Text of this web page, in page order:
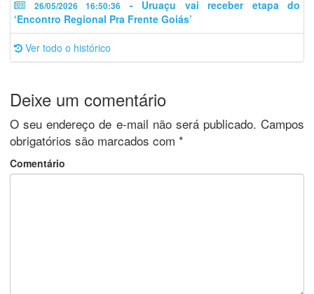
26/05/2026 16:50:36
- Uruaçu vai receber etapa do
‘Encontro Regional Pra Frente Goiás’
Ver todo o histórico
Deixe um comentário
O seu endereço de e-mail não será publicado. Campos
obrigatórios são marcados com *
Comentário